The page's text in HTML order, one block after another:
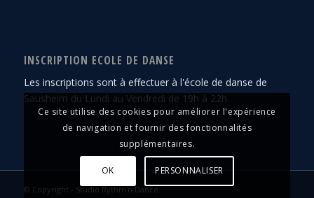
INSCRIPTION ECOLE DE DANSE
Les inscriptions sont à effectuer à l'école de danse de
Sausheim du Lundi au Vendredi de 19h à 22h.
© Copyright - Studio Rythm'n Dance
Ce site utilise des cookies pour améliorer l'expérience
de navigation et fournir des fonctionnalités
supplémentaires.
OK PERSONNALISER